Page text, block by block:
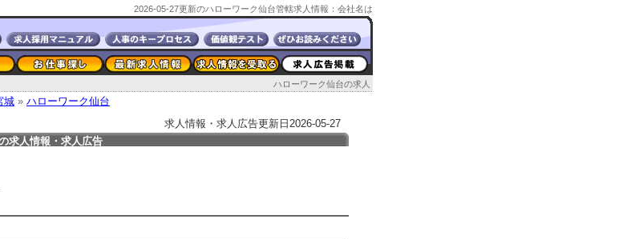
2026-05-27更新のハローワーク仙台管轄求人情報：会社名は
ハローワーク仙台の求人
城 » ハローワーク仙台
求人情報・求人広告更新日2026-05-27
求人情報・求人広告